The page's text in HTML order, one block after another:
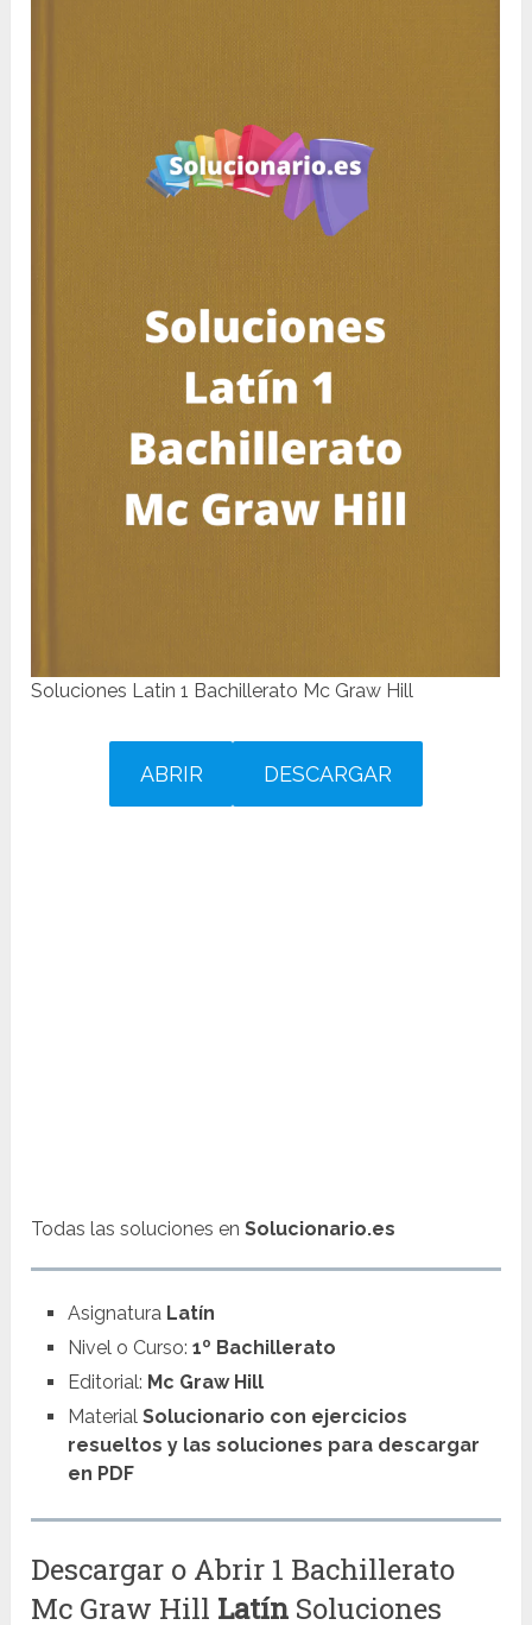
Soluciones Latin 1 Bachillerato Mc Graw Hill
ABRIR DESCARGAR
Todas las soluciones enSolucionario.es
Asignatura Latín
Nivel o Curso: 1º Bachillerato
Editorial: Mc Graw Hill
Material Solucionario con ejercicios
resueltos y las soluciones para descargar
en PDF
Descargar o Abrir 1 Bachillerato
Mc Graw Hill Latín Soluciones